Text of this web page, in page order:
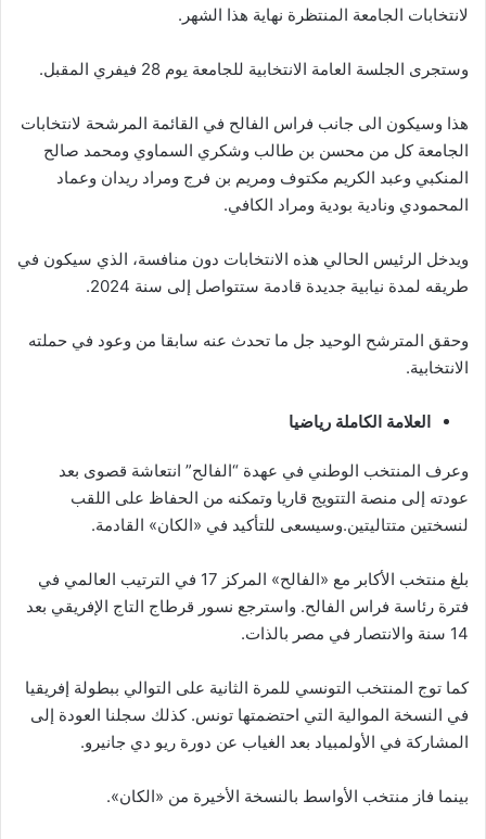
لانتخابات الجامعة المنتظرة نهاية هذا الشهر.
وستجرى الجلسة العامة الانتخابية للجامعة يوم 28 فيفري المقبل.
هذا وسيكون الى جانب فراس الفالح في القائمة المرشحة لانتخابات
الجامعة كل من محسن بن طالب وشكري السماوي ومحمد صالح
المنكبي وعبد الكريم مكتوف ومريم بن فرج ومراد ريدان وعماد
المحمودي ونادية بودية ومراد الكافي.
ويدخل الرئيس الحالي هذه الانتخابات دون منافسة، الذي سيكون في
طريقه لمدة نيابية جديدة قادمة ستتواصل إلى سنة 2024.
وحقق المترشح الوحيد جل ما تحدث عنه سابقا من وعود في حملته
الانتخابية.
العلامة الكاملة رياضيا
وعرف المنتخب الوطني في عهدة “الفالح” انتعاشة قصوى بعد
عودته إلى منصة التتويج قاريا وتمكنه من الحفاظ على اللقب
لنسختين متتاليتين.وسيسعى للتأكيد في «الكان» القادمة.
بلغ منتخب الأكابر مع «الفالح» المركز 17 في الترتيب العالمي في
فترة رئاسة فراس الفالح. واسترجع نسور قرطاج التاج الإفريقي بعد
14 سنة والانتصار في مصر بالذات.
كما توج المنتخب التونسي للمرة الثانية على التوالي ببطولة إفريقيا
في النسخة الموالية التي احتضمتها تونس. كذلك سجلنا العودة إلى
المشاركة في الأولمبياد بعد الغياب عن دورة ريو دي جانيرو.
بينما فاز منتخب الأواسط بالنسخة الأخيرة من «الكان».